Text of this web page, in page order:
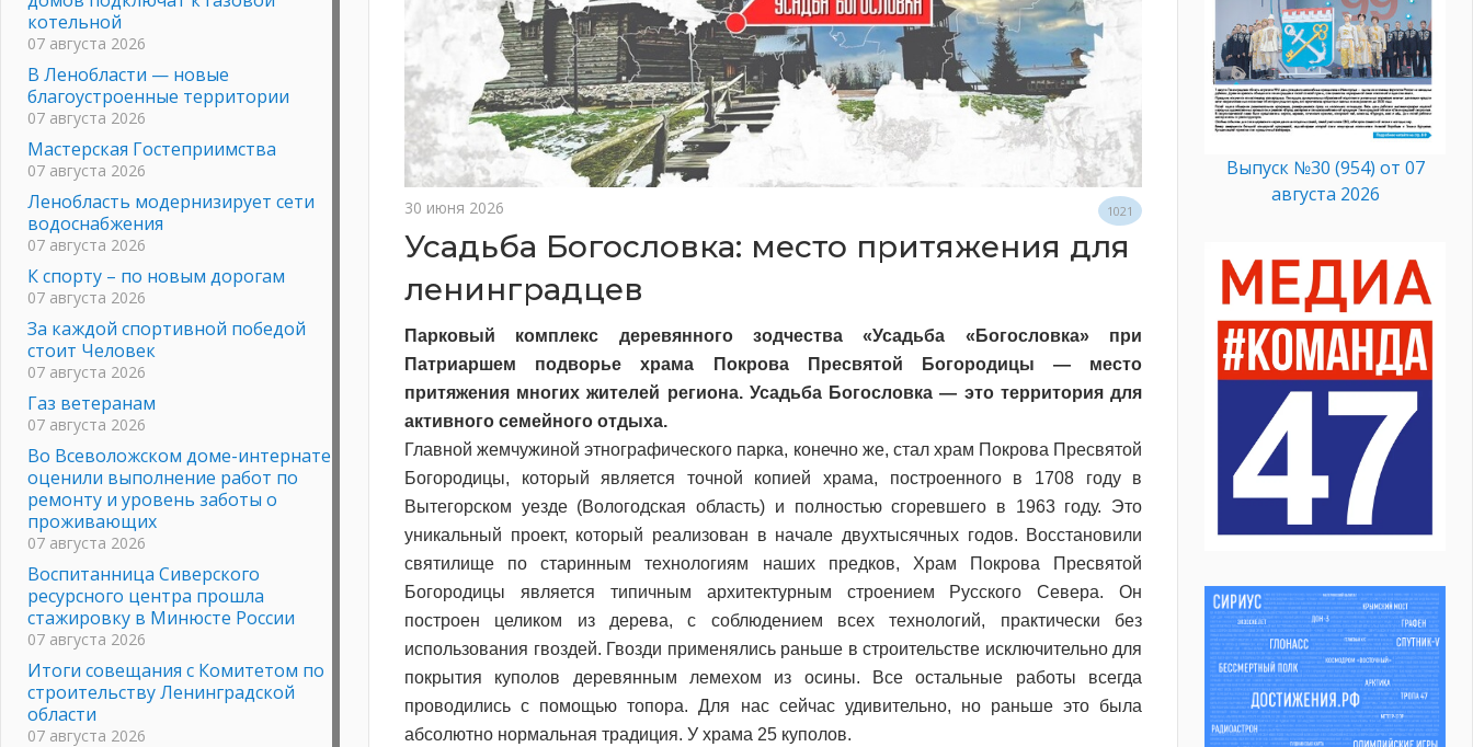
30 июня 2026 1021
Усадьба Богословка: место притяжения для
ленинградцев
Парковый комплекс деревянного зодчества «Усадьба «Богословка» при
Патриаршем подворье храма Покрова Пресвятой Богородицы — место
притяжения многих жителей региона. Усадьба Богословка — это территория для
активного семейного отдыха.
Главной жемчужиной этнографического парка, конечно же, стал храм Покрова Пресвятой
Богородицы, который является точной копией храма, построенного в 1708 году в
Вытегорском уезде (Вологодская область) и полностью сгоревшего в 1963 году. Это
уникальный проект, который реализован в начале двухтысячных годов. Восстановили
святилище по старинным технологиям наших предков, Храм Покрова Пресвятой
Богородицы является типичным архитектурным строением Русского Севера. Он
построен целиком из дерева, с соблюдением всех технологий, практически без
использования гвоздей. Гвозди применялись раньше в строительстве исключительно для
покрытия куполов деревянным лемехом из осины. Все остальные работы всегда
проводились с помощью топора. Для нас сейчас удивительно, но раньше это была
абсолютно нормальная традиция. У храма 25 куполов.
котельной
07 августа 2026
В Ленобласти — новые
благоустроенные территории
07 августа 2026
Мастерская Гостеприимства
07 августа 2026
Ленобласть модернизирует сети
водоснабжения
07 августа 2026
К спорту – по новым дорогам
07 августа 2026
За каждой спортивной победой
стоит Человек
07 августа 2026
Газ ветеранам
07 августа 2026
Во Всеволожском доме-интернате
оценили выполнение работ по
ремонту и уровень заботы о
проживающих
07 августа 2026
Воспитанница Сиверского
ресурсного центра прошла
стажировку в Минюсте России
07 августа 2026
Итоги совещания с Комитетом по
строительству Ленинградской
области
07 августа 2026
Выпуск №30 (954) от 07
августа 2026